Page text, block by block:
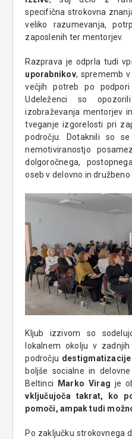
specifična strokovna
veliko razumevanja,
zaposlenih ter mentorjev.
Razprava je odprla tudi
uporabnikov, sprememb
večjih potreb po podpori
Udeleženci so
izobraževanja mentorjev
tveganje izgorelosti pri
področju. Dotaknili so
nemotiviranostjo
dolgoročnega,
oseb v delovno in družbeno
Kljub izzivom so
lokalnem okolju v
področju
boljše socialne in
Beltinci
Marko Virag je
vključujoča takrat, ko
pomoči, ampak tudi
Po zaključku strokovnega